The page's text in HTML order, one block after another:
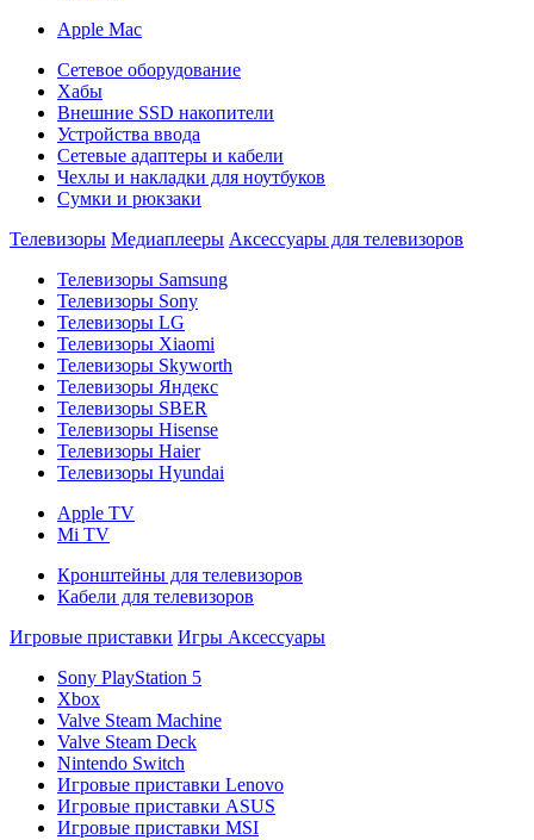
Apple Mac
Сетевое оборудование
Хабы
Внешние SSD накопители
Устройства ввода
Сетевые адаптеры и кабели
Чехлы и накладки для ноутбуков
Сумки и рюкзаки
Телевизоры Медиаплееры Аксессуары для телевизоров
Телевизоры Samsung
Телевизоры Sony
Телевизоры LG
Телевизоры Xiaomi
Телевизоры Skyworth
Телевизоры Яндекс
Телевизоры SBER
Телевизоры Hisense
Телевизоры Haier
Телевизоры Hyundai
Apple TV
Mi TV
Кронштейны для телевизоров
Кабели для телевизоров
Игровые приставки Игры Аксессуары
Sony PlayStation 5
Xbox
Valve Steam Machine
Valve Steam Deck
Nintendo Switch
Игровые приставки Lenovo
Игровые приставки ASUS
Игровые приставки MSI